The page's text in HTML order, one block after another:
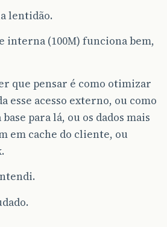
lentidão.
interna (100M) funciona bem,
que pensar é como otimizar
esse acesso externo, ou como
para lá, ou os dados mais
em cache do cliente, ou